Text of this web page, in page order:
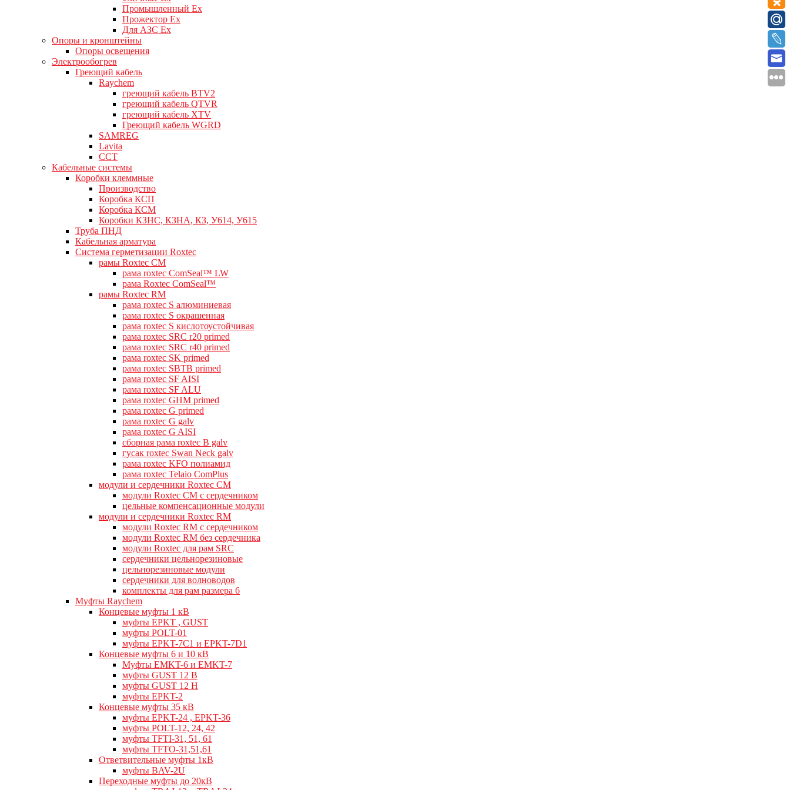
Промышленный Ex
Прожектор Ex
Для АЗС Ex
Опоры и кронштейны
Опоры освещения
Электрообогрев
Греющий кабель
Raychem
греющий кабель BTV2
греющий кабель QTVR
греющий кабель XTV
Греющий кабель WGRD
SAMREG
Lavita
CCT
Кабельные системы
Коробки клеммные
Производство
Коробка КСП
Коробка КСМ
Коробки КЗНС, КЗНА, КЗ, У614, У615
Труба ПНД
Кабельная арматура
Система герметизации Roxtec
рамы Roxtec CM
рама roxtec ComSeal™ LW
рама Roxtec ComSeal™
рамы Roxtec RM
рама roxtec S алюминиевая
рама roxtec S окрашенная
рама roxtec S кислотоустойчивая
рама roxtec SRC r20 primed
рама roxtec SRC r40 primed
рама roxtec SK primed
рама roxtec SBTB primed
рама roxtec SF AISI
рама roxtec SF ALU
рама roxtec GHM primed
рама roxtec G primed
рама roxtec G galv
рама roxtec G AISI
сборная рама roxtec B galv
гусак roxtec Swan Neck galv
рама roxtec KFO полиамид
рама roxtec Telaio ComPlus
модули и сердечники Roxtec CM
модули Roxtec CM с сердечником
цельные компенсационные модули
модули и сердечники Roxtec RM
модули Roxtec RM с сердечником
модули Roxtec RM без сердечника
модули Roxtec для рам SRC
сердечники цельнорезиновые
цельнорезиновые модули
сердечники для волноводов
комплекты для рам размера 6
Муфты Raychem
Концевые муфты 1 кВ
муфты EPKT , GUST
муфты POLT-01
муфты EPKT-7C1 и EPKT-7D1
Концевые муфты 6 и 10 кВ
Муфты EMKT-6 и EMKT-7
муфты GUST 12 В
муфты GUST 12 Н
муфты EPKT-2
Концевые муфты 35 кВ
муфты EPKT-24 , EPKT-36
муфты POLT-12, 24, 42
муфты TFTI-31, 51, 61
муфты TFTO-31,51,61
Ответвительные муфты 1кВ
муфты BAV-2U
Переходные муфты до 20кВ